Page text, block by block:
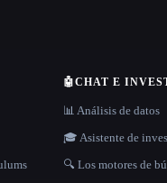
🤖CHAT E
📊 Análisis de datos
🎓 Asistente de
🔍 Los motores de